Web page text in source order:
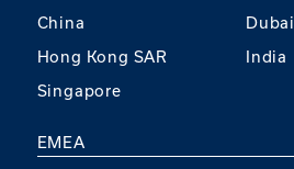
China
Dubai
Hong Kong SAR
India
Singapore
EMEA